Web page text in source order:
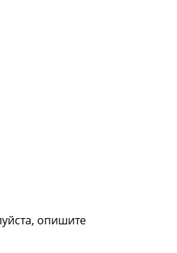
опишите